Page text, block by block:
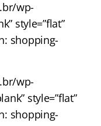
wp-
style=”flat”
shopping-
wp-
style=”flat”
shopping-